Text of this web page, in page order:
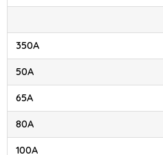
350A
50A
65A
80A
100A